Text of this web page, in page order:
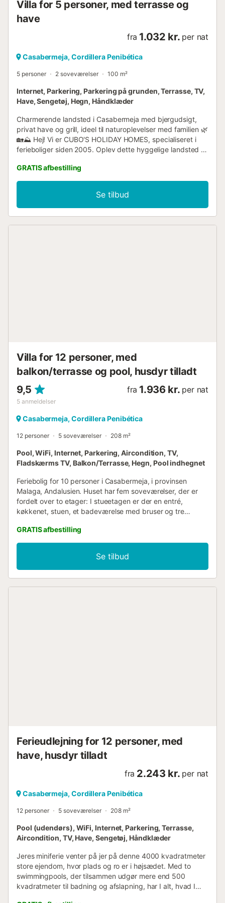
Villa for 5 personer, med terrasse og
have
fra 1.032 kr. per nat
Casabermeja, Cordillera Penibética
5 personer 2 soveværelser 100 m²
Internet, Parkering, Parkering på grunden, Terrasse, TV,
Have, Sengetøj, Hegn, Håndklæder
Charmerende landsted i Casabermeja med bjergudsigt,
privat have og grill, ideel til naturoplevelser med familien 🌿
🏡⛰️ Hej! Vi er CUBO'S HOLIDAY HOMES, specialiseret i
ferieboliger siden 2005. Oplev dette hyggelige landsted i
søger ro, komfort og et charmerende naturområde. Med
plads til 5 personer og 100 m² tilbyder denne bolig
rummelighed, privatliv og en behagelig bjergudsigt, ideel
til at koble af og nyde det indre af Málaga. Beliggende i et
meget roligt landområde, men kun få minutter fra centrum
året rundt. Huset har pejs, centralvarme, myggenet i hele
boligen, wifi og fjernsyn med Smart TV-adapter, for at gø...
GRATIS afbestilling
Se tilbud
Villa for 12 personer, med
balkon/terrasse og pool, husdyr tilladt
9,5
5 anmeldelser
fra 1.936 kr. per nat
Casabermeja, Cordillera Penibética
12 personer 5 soveværelser 208 m²
Pool, WiFi, Internet, Parkering, Aircondition, TV,
Fladskærms TV, Balkon/Terrasse, Hegn, Pool indhegnet
Feriebolig for 10 personer i Casabermeja, i provinsen
Malaga, Andalusien. Huset har fem soveværelser, der er
fordelt over to etager: I stueetagen er der en entré,
køkkenet, stuen, et badeværelse med bruser og tre
badeværelse med bruser, et andet med dobbeltseng og et
tredje soveværelse med to enkeltsenge. På øverste etage
er der to soveværelser, ét med dobbeltseng og et andet
med to enkeltsenge, samt et badeværelse med bruser.
Udendørs er der et toilet ved pool- og grillområdet....
GRATIS afbestilling
Se tilbud
Ferieudlejning for 12 personer, med
have, husdyr tilladt
fra 2.243 kr. per nat
Casabermeja, Cordillera Penibética
12 personer 5 soveværelser 208 m²
Pool (udendørs), WiFi, Internet, Parkering, Terrasse,
Aircondition, TV, Have, Sengetøj, Håndklæder
Jeres miniferie venter på jer på denne 4000 kvadratmeter
store ejendom, hvor plads og ro er i højsædet. Med to
swimmingpools, der tilsammen udgør mere end 500
kvadratmeter til badning og afslapning, har I alt, hvad I